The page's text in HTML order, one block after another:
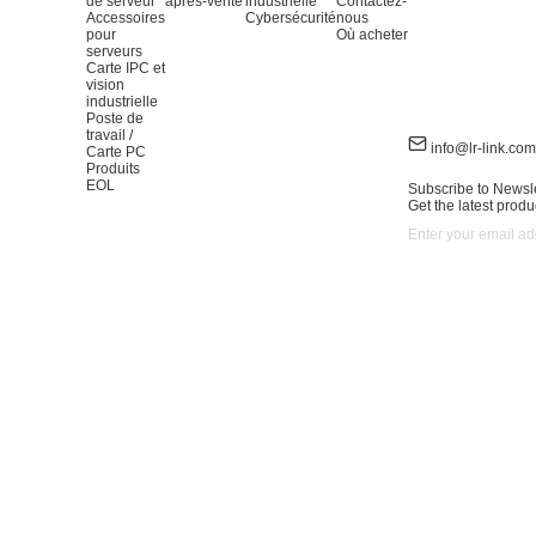
Accessoires
pour
serveurs
Carte IPC et
vision
industrielle
Poste de
travail /
Carte PC
Produits
EOL
Cybersécuriténous
Où acheter
info@lr-link.com
Subscribe to
Get the latest